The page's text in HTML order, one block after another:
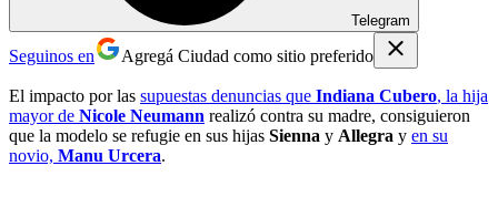
Telegram
Seguinos en Agregá Ciudad como sitio preferido
El impacto por las supuestas denuncias que Indiana Cubero, la hija
mayor de Nicole Neumann realizó contra su madre, consiguieron
que la modelo se refugie en sus hijas Sienna y Allegra y en su
novio, Manu Urcera.